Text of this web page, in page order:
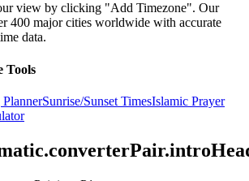
view by clicking "Add Timezone". Our
400 major cities worldwide with accurate
data.
Tools
Sunrise/Sunset TimesIslamic Prayer